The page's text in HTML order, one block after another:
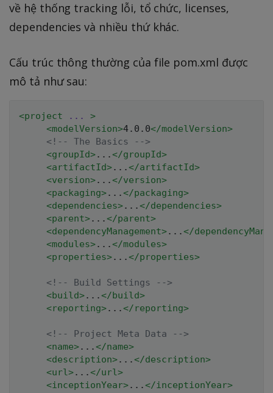
về hệ thống tracking lỗi, tổ chức, licenses,
dependencies và nhiều thứ khác.
Cấu trúc thông thường của file pom.xml được
mô tả như sau:
<project ...
>
<modelVersion>4.0.0</modelVersion>
<!-- The Basics -->
<groupId>...</groupId>
<artifactId>...</artifactId>
<version>...</version>
<packaging>...</packaging>
<dependencies>...</dependencies>
<parent>...</parent>
<dependencyManagement>...</
<modules>...</modules>
<properties>...</properties>
<!-- Build Settings -->
<build>...</build>
<reporting>...</reporting>
<!-- Project Meta Data -->
<name>...</name>
<description>...</description>
<url>...</url>
<inceptionYear>...</inceptionYear>